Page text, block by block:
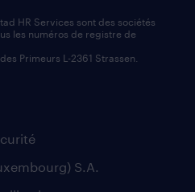
S.A.
HR Services sont des sociétés
les numéros de registre de
Primeurs L-2361 Strassen.